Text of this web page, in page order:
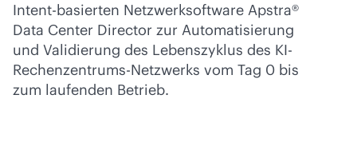
Intent-basierten Netzwerksoftware Apstra®
Data Center Director zur Automatisierung
und Validierung des Lebenszyklus des KI-
Rechenzentrums-Netzwerks vom Tag 0 bis
zum laufenden Betrieb.